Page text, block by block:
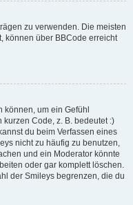
zu verwenden. Die meisten
können über BBCode erreicht
um ein Gefühl
Code, z. B. bedeutet :)
du beim Verfassen eines
nicht zu häufig zu benutzen,
und ein Moderator könnte
oder gar komplett löschen.
der Smileys begrenzen, die du